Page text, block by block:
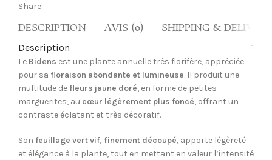
Share:
DESCRIPTION AVIS (0) SHIPPING & DELIVERY
Description
Le Bidens est une plante annuelle très florifère, appréciée
pour sa floraison abondante et lumineuse. Il produit une
multitude de fleurs jaune doré, en forme de petites
marguerites, au cœur légèrement plus foncé, offrant un
contraste éclatant et très décoratif.
Son feuillage vert vif, finement découpé, apporte légèreté
et élégance à la plante, tout en mettant en valeur l’intensité